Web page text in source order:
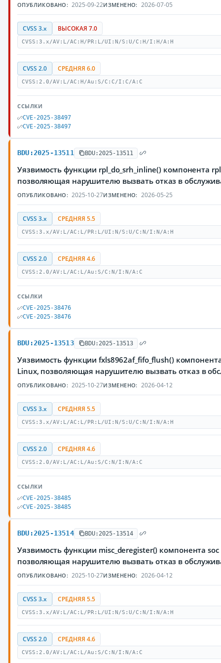
ОПУБЛИКОВАНО: 2025-09-22ИЗМЕНЕНО: 2026-07-05
CVSS 3.x ВЫСОКАЯ 7.0
CVSS:3.x/AV:L/AC:H/PR:L/UI:N/S:U/C:H/I:H/A:H
CVSS 2.0 СРЕДНЯЯ 6.0
CVSS:2.0/AV:L/AC:H/Au:S/C:C/I:C/A:C
ССЫЛКИ
CVE-2025-38497
CVE-2025-38497
BDU:2025-13511 BDU:2025-13511
Уязвимость функции rpl_do_srh_inline() компонента
позволяющая нарушителю вызвать отказ в
ОПУБЛИКОВАНО: 2025-10-27ИЗМЕНЕНО: 2026-05-25
CVSS 3.x СРЕДНЯЯ 5.5
CVSS:3.x/AV:L/AC:L/PR:L/UI:N/S:U/C:N/I:N/A:H
CVSS 2.0 СРЕДНЯЯ 4.6
CVSS:2.0/AV:L/AC:L/Au:S/C:N/I:N/A:C
ССЫЛКИ
CVE-2025-38476
CVE-2025-38476
BDU:2025-13513 BDU:2025-13513
Уязвимость функции fxls8962af_fifo_flush()
Linux, позволяющая нарушителю вызвать отказ в
ОПУБЛИКОВАНО: 2025-10-27ИЗМЕНЕНО: 2026-04-12
CVSS 3.x СРЕДНЯЯ 5.5
CVSS:3.x/AV:L/AC:L/PR:L/UI:N/S:U/C:N/I:N/A:H
CVSS 2.0 СРЕДНЯЯ 4.6
CVSS:2.0/AV:L/AC:L/Au:S/C:N/I:N/A:C
ССЫЛКИ
CVE-2025-38485
CVE-2025-38485
BDU:2025-13514 BDU:2025-13514
Уязвимость функции misc_deregister() компонента
позволяющая нарушителю вызвать отказ в
ОПУБЛИКОВАНО: 2025-10-27ИЗМЕНЕНО: 2026-04-12
CVSS 3.x СРЕДНЯЯ 5.5
CVSS:3.x/AV:L/AC:L/PR:L/UI:N/S:U/C:N/I:N/A:H
CVSS 2.0 СРЕДНЯЯ 4.6
CVSS:2.0/AV:L/AC:L/Au:S/C:N/I:N/A:C